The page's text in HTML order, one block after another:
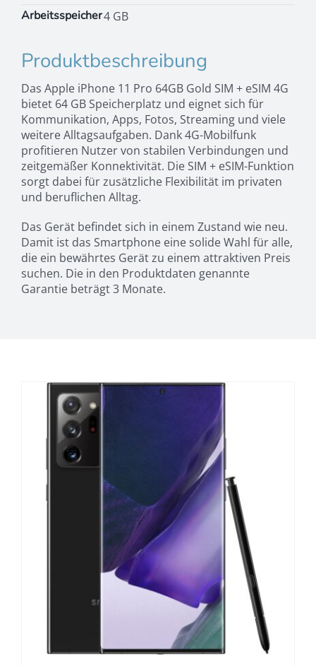
Arbeitsspeicher4 GB
Produktbeschreibung
Das Apple iPhone 11 Pro 64GB Gold SIM + eSIM 4G
bietet 64 GB Speicherplatz und eignet sich für
Kommunikation, Apps, Fotos, Streaming und viele
weitere Alltagsaufgaben. Dank 4G-Mobilfunk
profitieren Nutzer von stabilen Verbindungen und
zeitgemäßer Konnektivität. Die SIM + eSIM-Funktion
sorgt dabei für zusätzliche Flexibilität im privaten
und beruflichen Alltag.
Das Gerät befindet sich in einem Zustand wie neu.
Damit ist das Smartphone eine solide Wahl für alle,
die ein bewährtes Gerät zu einem attraktiven Preis
suchen. Die in den Produktdaten genannte
Garantie beträgt 3 Monate.